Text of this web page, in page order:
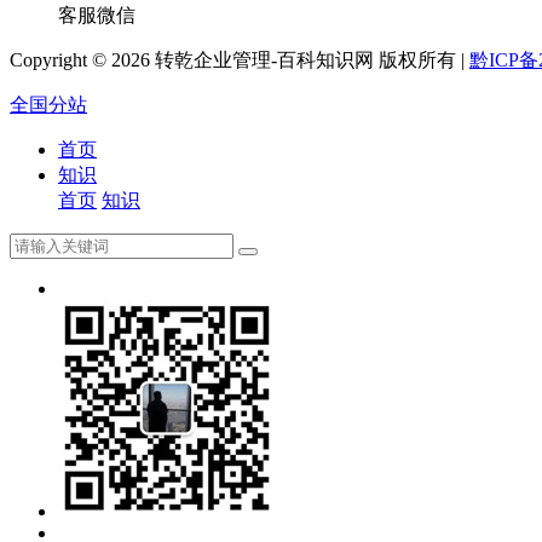
客服微信
Copyright © 2026 转乾企业管理-百科知识网 版权所有 | 黔ICP备
全国分站
首页
知识
首页 知识